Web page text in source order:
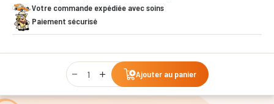
Votre commande expédiée avec soins
Paiement sécurisé
Qty
Ajouter au panier